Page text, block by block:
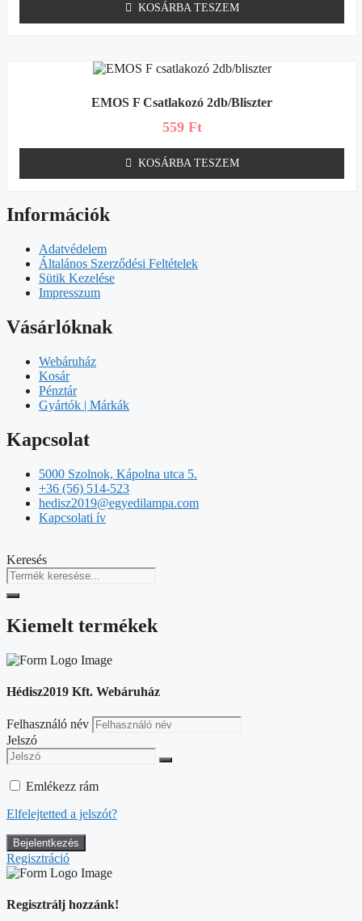
KOSÁRBA TESZEM
EMOS F Csatlakozó 2db/bliszter
559 Ft
KOSÁRBA TESZEM
Információk
Adatvédelem
Általános Szerződési Feltételek
Sütik Kezelése
Impresszum
Vásárlóknak
Webáruház
Kosár
Pénztár
Gyártók | Márkák
Kapcsolat
5000 Szolnok, Kápolna utca 5.
+36 (56) 514-523
hedisz2019@egyedilampa.com
Kapcsolati ív
Keresés
Kiemelt termékek
Hédisz2019 Kft. Webáruház
Felhasználó név
Jelszó
Emlékezz rám
Elfelejtetted a jelszót?
Regisztráció
Regisztrálj hozzánk!